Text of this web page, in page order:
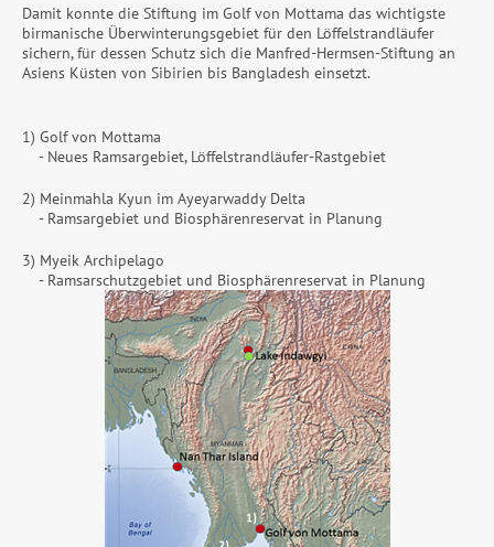
Damit konnte die Stiftung im Golf von Mottama das wichtigste
birmanische Überwinterungsgebiet für den Löffelstrandläufer
sichern, für dessen Schutz sich die Manfred-Hermsen-Stiftung an
Asiens Küsten von Sibirien bis Bangladesh einsetzt.
1) Golf von Mottama
- Neues Ramsargebiet, Löffelstrandläufer-Rastgebiet
2) Meinmahla Kyun im Ayeyarwaddy Delta
- Ramsargebiet und Biosphärenreservat in Planung
3) Myeik Archipelago
- Ramsarschutzgebiet und Biosphärenreservat in Planung